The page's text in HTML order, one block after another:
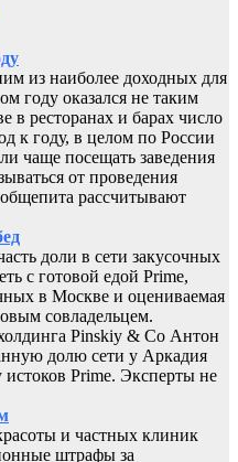
из наиболее доходных для
году оказался не таким
ресторанах и барах число
к году, в целом по России
чаще посещать заведения
от проведения
рассчитывают
доли в сети закусочных
с готовой едой Prime,
в Москве и оцениваемая
совладельцем.
Pinskiy & Co Антон
долю сети у Аркадия
Prime. Эксперты не
и частных клиник
штрафы за